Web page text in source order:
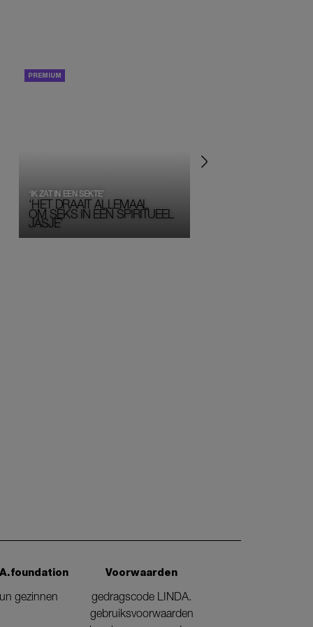
‘HET DRAAIT ALLEMAAL
OM SEKS IN EEN SPIRITUEEL
JASJE’
‘IK ZAT IN EEN SEKTE’
gezinnen
Voorwaarden
gedragscode LINDA.
gebruiksvoorwaarden